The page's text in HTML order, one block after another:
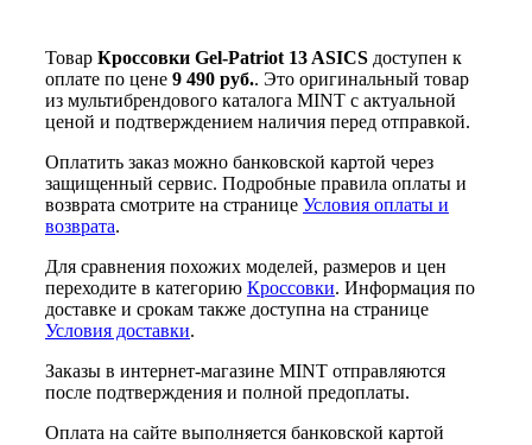
Товар Кроссовки Gel-Patriot 13 ASICS доступен к
оплате по цене 9 490 руб.. Это оригинальный товар
из мультибрендового каталога MINT с актуальной
ценой и подтверждением наличия перед отправкой.
Оплатить заказ можно банковской картой через
защищенный сервис. Подробные правила оплаты и
возврата смотрите на странице Условия оплаты и
возврата.
Для сравнения похожих моделей, размеров и цен
переходите в категорию Кроссовки. Информация по
доставке и срокам также доступна на странице
Условия доставки.
Заказы в интернет-магазине MINT отправляются
после подтверждения и полной предоплаты.
Оплата на сайте выполняется банковской картой